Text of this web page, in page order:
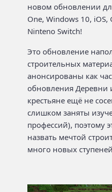
новом обновлении
One, Windows 10, iOS,
Ninteno Switch!
Это обновление
строительных
анонсированы как
обновления Деревни
крестьяне ещё не
слишком заняты
профессий), поэтому
назвать мечтой
много новых